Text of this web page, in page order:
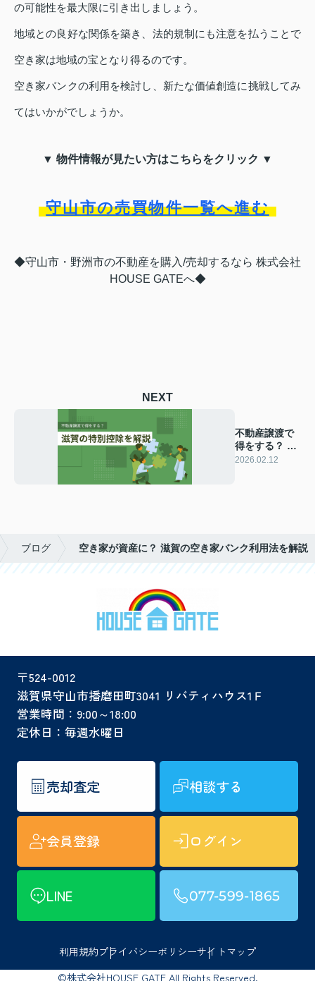
の可能性を最大限に引き出しましょう。
地域との良好な関係を築き、法的規制にも注意を払うことで
空き家は地域の宝となり得るのです。
空き家バンクの利用を検討し、新たな価値創造に挑戦してみ
てはいかがでしょうか。
▼ 物件情報が見たい方はこちらをクリック ▼
守山市の売買物件一覧へ進む
◆守山市・野洲市の不動産を購入/売却するなら 株式会社
HOUSE GATEへ◆
NEXT
不動産譲渡で
得をする？ 滋
賀の特別控除
2026.02.12
ブログ 空き家が資産に？ 滋賀の空き家バンク利用法を解説
〒524-0012
滋賀県守山市播磨田町3041 リバティハウス1Ｆ
営業時間：9:00～18:00
定休日：毎週水曜日
売却査定 相談する
会員登録 ログイン
LINE 077-599-1865
利用規約プライバシーポリシーサイトマップ
©株式会社HOUSE GATE All Rights Reserved.